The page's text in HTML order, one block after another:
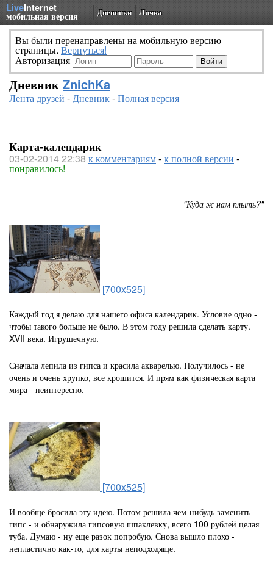
LiveInternet
мобильная версия Дневники Личка
Вы были перенаправлены на мобильную версию
страницы. Вернуться!
Авторизация
Дневник ZnichKa
Лента друзей -Дневник-Полная версия
Карта-календарик
03-02-2014 22:38 к комментариям-к полной версии -
понравилось!
"Куда ж нам плыть?"
[700x525]
Каждый год я делаю для нашего офиса календарик. Условие одно -
чтобы такого больше не было. В этом году решила сделать карту.
XVII века. Игрушечную.
Сначала лепила из гипса и красила акварелью. Получилось - не
очень и очень хрупко, все крошится. И прям как физическая карта
мира - неинтересно.
[700x525]
И вообще бросила эту идею. Потом решила чем-нибудь заменить
гипс - и обнаружила гипсовую шпаклевку, всего 100 рублей целая
туба. Думаю - ну еще разок попробую. Снова вышло плохо -
непластично как-то, для карты неподходяще.